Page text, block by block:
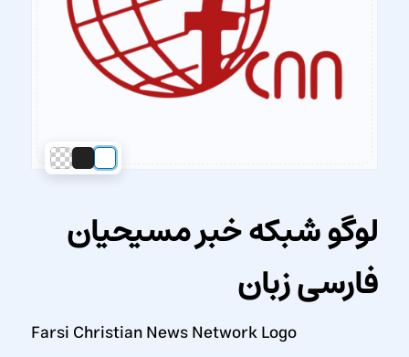
لوگو شبکه خبر مسیحیان
فارسی زبان
Farsi Christian News Network Logo